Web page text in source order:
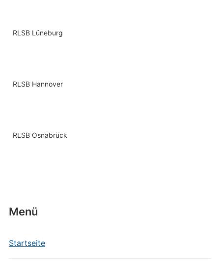
Menü
Startseite
RLSB Lüneburg
RLSB Hannover
RLSB Osnabrück